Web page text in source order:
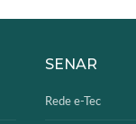
SENAR
Rede e-Tec